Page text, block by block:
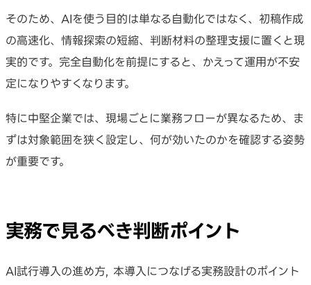
そのため、AIを使う目的は単なる自動化ではなく、初稿作成
の高速化、情報探索の短縮、判断材料の整理支援に置くと現
実的です。完全自動化を前提にすると、かえって運用が不安
定になりやすくなります。
特に中堅企業では、現場ごとに業務フローが異なるため、ま
ずは対象範囲を狭く設定し、何が効いたのかを確認する姿勢
が重要です。
実務で見るべき判断ポイント
AI試行導入の進め方, 本導入につなげる実務設計のポイント